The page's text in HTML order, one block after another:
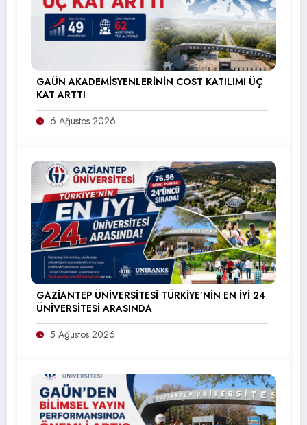
GAÜN AKADEMİSYENLERİNİN COST KATILIMI ÜÇ
KAT ARTTI
6 Ağustos 2026
GAZİANTEP ÜNİVERSİTESİ TÜRKİYE’NİN EN İYİ 24
ÜNİVERSİTESİ ARASINDA
5 Ağustos 2026